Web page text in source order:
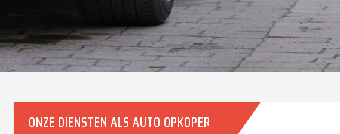
ONZE DIENSTEN ALS AUTO OPKOPER